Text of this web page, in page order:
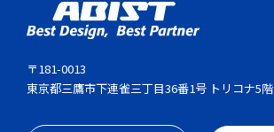
〒181-0013
東京都三鷹市下連雀三丁目36番1号 トリコナ5階